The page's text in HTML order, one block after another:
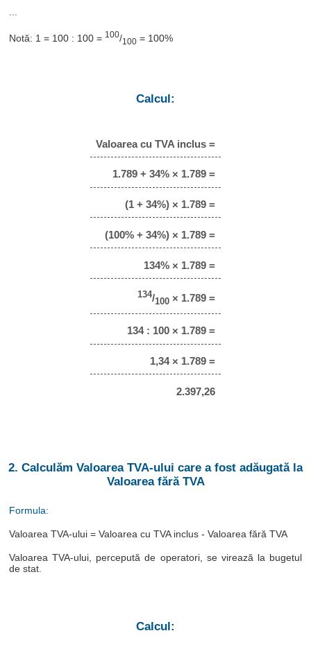
Notă: 1 = 100 : 100 = 100/100 = 100%
Calcul:
Valoarea cu TVA inclus =
1.789 + 34% × 1.789 =
(1 + 34%) × 1.789 =
(100% + 34%) × 1.789 =
134% × 1.789 =
134/100 × 1.789 =
134 : 100 × 1.789 =
1,34 × 1.789 =
2.397,26
2. Calculăm Valoarea TVA-ului care a fost adăugată la
Valoarea fără TVA
Formula:
Valoarea TVA-ului = Valoarea cu TVA inclus - Valoarea fără TVA
Valoarea TVA-ului, percepută de operatori, se virează la bugetul
de stat.
Calcul: